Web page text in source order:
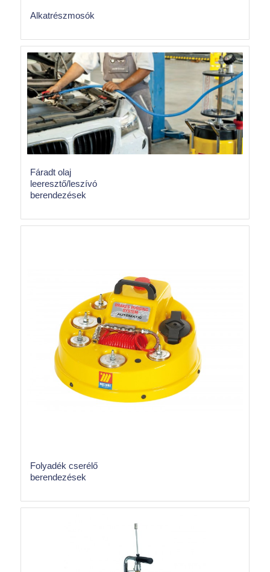
Alkatrészmosók
Fáradt olaj
leeresztő/leszívó
berendezések
Folyadék cserélő
berendezések